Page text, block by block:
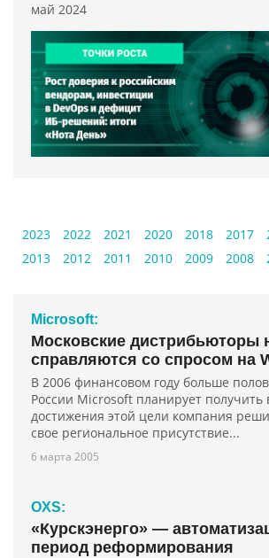
май 2024
2023 2022 2021 2020 2018 2017
2013
2012 2011 2010 2009 2008
Microsoft:
Московские дистрибьюторы
справляются со спросом на
В 2006 финансовом году больше
России Microsoft планирует получить
достижения этой цели компания
свое региональное присутствие...
6 марта 2005
OXS:
«Курскэнерго» —
период реформирования